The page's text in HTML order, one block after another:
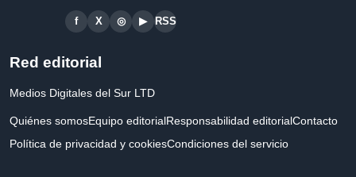
f X ◎ ▶ RSS
Red editorial
Medios Digitales del Sur LTD
Quiénes somosEquipo editorialResponsabilidad editorialContacto
Política de privacidad y cookiesCondiciones del servicio